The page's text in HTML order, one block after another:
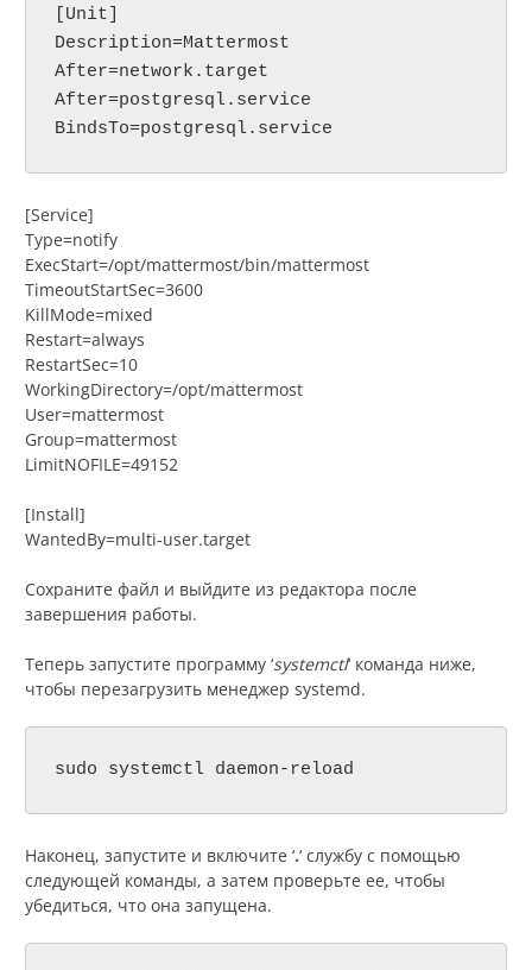
[Unit]
Description=Mattermost
After=network.target
After=postgresql.service
BindsTo=postgresql.service
[Service]
Type=notify
ExecStart=/opt/mattermost/bin/mattermost
TimeoutStartSec=3600
KillMode=mixed
Restart=always
RestartSec=10
WorkingDirectory=/opt/mattermost
User=mattermost
Group=mattermost
LimitNOFILE=49152
[Install]
WantedBy=multi-user.target
Сохраните файл и выйдите из редактора после
завершения работы.
Теперь запустите программу ‘systemctl‘ команда ниже,
чтобы перезагрузить менеджер systemd.
sudo systemctl daemon-reload
Наконец, запустите и включите ‘.‘ службу с помощью
следующей команды, а затем проверьте ее, чтобы
убедиться, что она запущена.